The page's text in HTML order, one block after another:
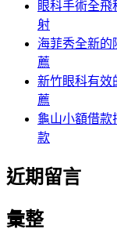
眼科手術全
射
海菲秀全新的
薦
新竹眼科有效
薦
龜山小額借款
款
近期留言
彙整